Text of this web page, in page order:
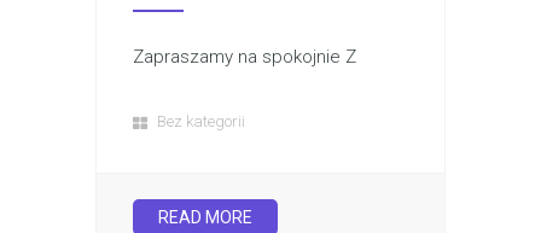
Zapraszamy na spokojnie Z
Bez kategorii
READ MORE